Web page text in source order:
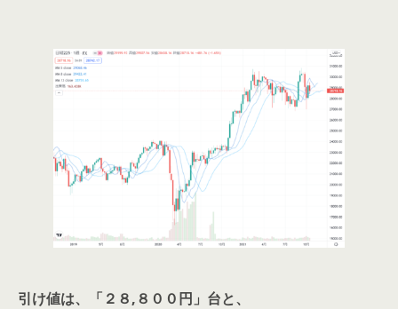
引け値は、「２８,８００円」台と、